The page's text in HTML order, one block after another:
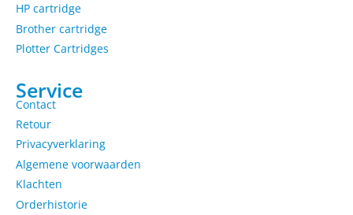
HP cartridge
Brother cartridge
Plotter Cartridges
Service
Contact
Retour
Privacyverklaring
Algemene voorwaarden
Klachten
Orderhistorie